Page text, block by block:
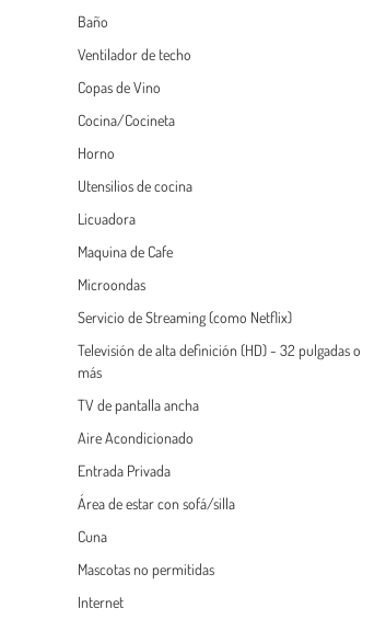
Baño
Ventilador de techo
Copas de Vino
Cocina/Cocineta
Horno
Utensilios de cocina
Licuadora
Maquina de Cafe
Microondas
Servicio de Streaming (como Netflix)
Televisión de alta definición (HD) - 32 pulgadas o
más
TV de pantalla ancha
Aire Acondicionado
Entrada Privada
Área de estar con sofá/silla
Cuna
Mascotas no permitidas
Internet